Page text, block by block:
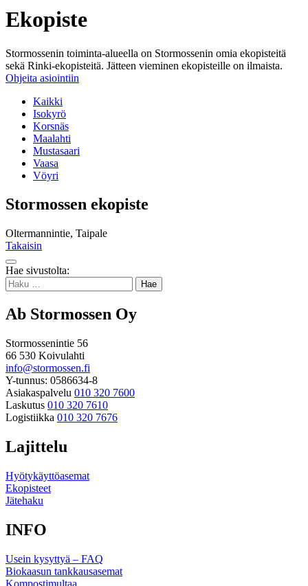
Ekopiste
Stormossenin toiminta-alueella on Stormossenin omia ekopisteitä
sekä Rinki-ekopisteitä. Jätteen vieminen ekopisteille on ilmaista.
Ohjeita asiointiin
Kaikki
Isokyrö
Korsnäs
Maalahti
Mustasaari
Vaasa
Vöyri
Stormossen ekopiste
Oltermannintie, Taipale
Takaisin
Takaisin
ylös
Hae sivustolta:
Haku:
Ab Stormossen Oy
Stormossenintie 56
66 530 Koivulahti
info@stormossen.fi
Y-tunnus: 0586634-8
Asiakaspalvelu 010 320 7600
Laskutus 010 320 7610
Logistiikka 010 320 7676
Lajittelu
Hyötykäyttöasemat
Ekopisteet
Jätehaku
INFO
Usein kysyttyä – FAQ
Biokaasun tankkausasemat
Kompostimultaa